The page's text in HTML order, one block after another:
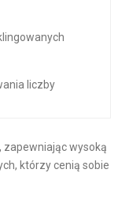
liczby
zapewniając wysoką
którzy cenią sobie